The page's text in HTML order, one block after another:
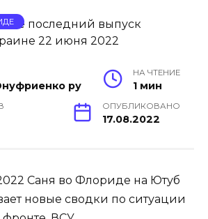
ру
НА ЧТЕНИЕ
1 мин
ОПУБЛИКОВАНО
17.08.2022
Саня во Флориде на Ютуб
новые сводки по ситуации